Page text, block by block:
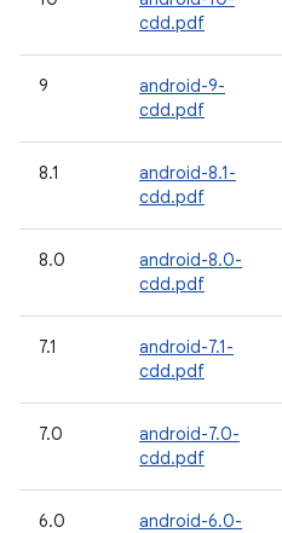
cdd.pdf
9
android-9-
cdd.pdf
8.1
android-8.1-
cdd.pdf
8.0
android-8.0-
cdd.pdf
7.1
android-7.1-
cdd.pdf
7.0
android-7.0-
cdd.pdf
6.0
android-6.0-